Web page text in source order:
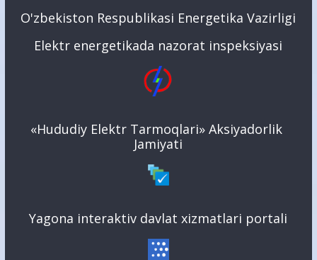
O'zbekiston Respublikasi Energetika Vazirligi
Elektr energetikada nazorat inspeksiyasi
«Hududiy Elektr Tarmoqlari» Aksiyadorlik
Jamiyati
Yagona interaktiv davlat xizmatlari portali